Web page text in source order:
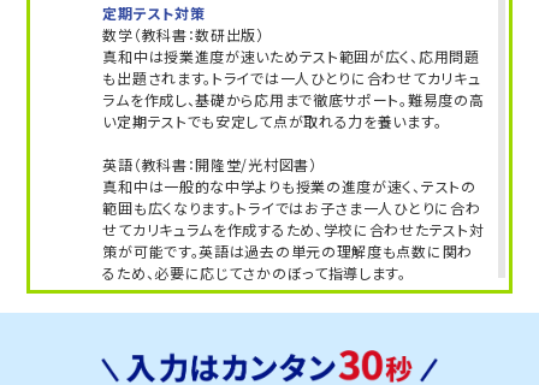
定期テスト対策
数学（教科書：数研出版）
真和中は授業進度が速いためテスト範囲が広く、応用問題
も出題されます。トライでは一人ひとりに合わせてカリキュ
ラムを作成し、基礎から応用まで徹底サポート。難易度の高
い定期テストでも安定して点が取れる力を養います。
英語（教科書：開隆堂/光村図書）
真和中は一般的な中学よりも授業の進度が速く、テストの
範囲も広くなります。トライではお子さま一人ひとりに合わ
せてカリキュラムを作成するため、学校に合わせたテスト対
策が可能です。英語は過去の単元の理解度も点数に関わ
るため、必要に応じてさかのぼって指導します。
人気のコース
内申点＆入試ダブル対策コース